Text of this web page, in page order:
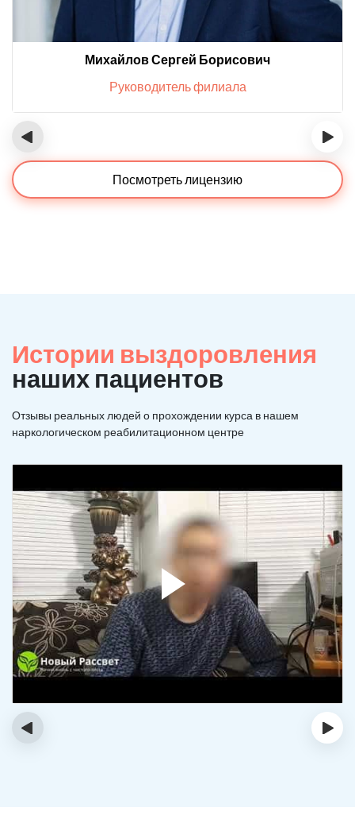
Михайлов Сергей Борисович
Руководитель филиала
‹ ›
Посмотреть лицензию
Истории выздоровления
наших пациентов
Отзывы реальных людей о прохождении курса в нашем
наркологическом реабилитационном центре
‹ ›